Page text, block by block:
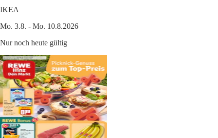
IKEA
Mo. 3.8. - Mo. 10.8.2026
Nur noch heute gültig